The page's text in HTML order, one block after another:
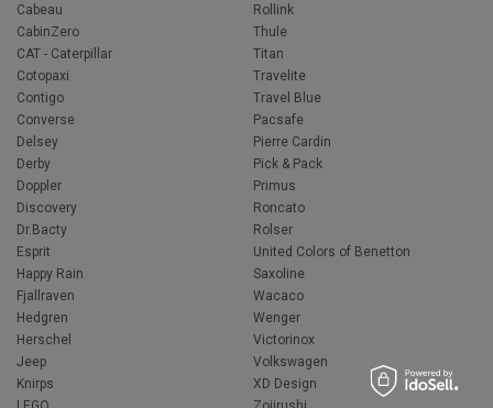
Cabeau
CabinZero
CAT - Caterpillar
Cotopaxi
Contigo
Converse
Delsey
Derby
Doppler
Discovery
Dr.Bacty
Esprit
Happy Rain
Fjallraven
Hedgren
Herschel
Jeep
Knirps
Rollink
Thule
Titan
Travelite
Travel Blue
Pacsafe
Pierre Cardin
Pick & Pack
Primus
Roncato
Rolser
United Colors of Benetton
Saxoline
Wacaco
Wenger
Victorinox
Volkswagen
XD Design